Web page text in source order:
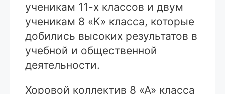
ученикам 11-х классов и двум
ученикам 8 «К» класса, которые
добились высоких результатов в
учебной и общественной
деятельности.
Хоровой коллектив 8 «А» класса